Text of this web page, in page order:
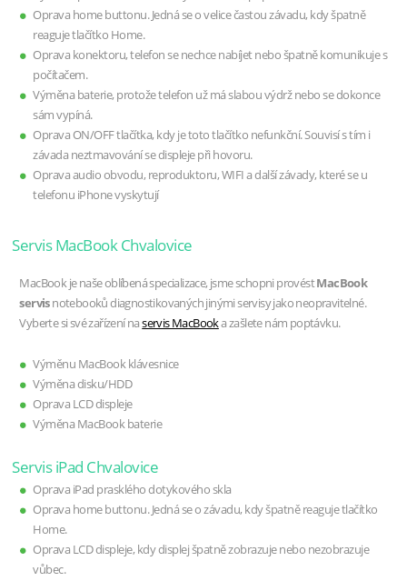
Oprava home buttonu. Jedná se o velice častou závadu, kdy špatně
reaguje tlačítko Home.
Oprava konektoru, telefon se nechce nabíjet nebo špatně komunikuje s
počítačem.
Výměna baterie, protože telefon už má slabou výdrž nebo se dokonce
sám vypíná.
Oprava ON/OFF tlačítka, kdy je toto tlačítko nefunkční. Souvisí s tím i
závada neztmavování se displeje při hovoru.
Oprava audio obvodu, reproduktoru, WIFI a další závady, které se u
telefonu iPhone vyskytují
Servis MacBook Chvalovice
MacBook je naše oblíbená specializace, jsme schopni provéstMacBook
servisnotebooků diagnostikovaných jinými servisy jako neopravitelné.
Vyberte si své zařízení naservis MacBooka zašlete nám poptávku.
Výměnu MacBook klávesnice
Výměna disku/HDD
Oprava LCD displeje
Výměna MacBook baterie
Servis iPad Chvalovice
Oprava iPad prasklého dotykového skla
Oprava home buttonu. Jedná se o závadu, kdy špatně reaguje tlačítko
Home.
Oprava LCD displeje, kdy displej špatně zobrazuje nebo nezobrazuje
vůbec.